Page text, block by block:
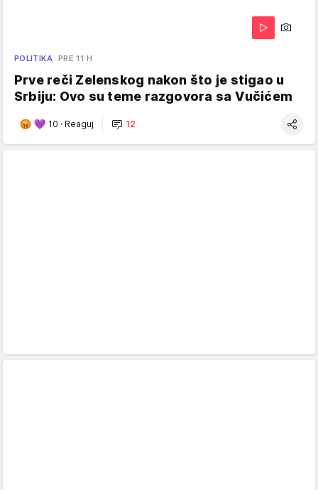
POLITIKA PRE 11 H
Prve reči Zelenskog nakon što je stigao u
Srbiju: Ovo su teme razgovora sa Vučićem
10 · Reaguj 12